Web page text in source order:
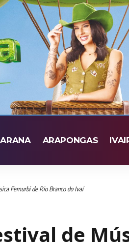
ARAPONGAS
Femurbi de Rio Branco do Ivaí
de